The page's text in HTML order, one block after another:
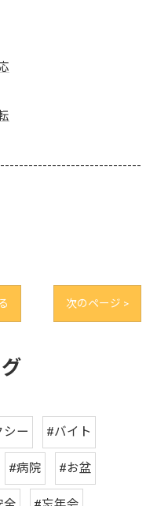
次のページ >
シー #バイト
#病院 #お盆